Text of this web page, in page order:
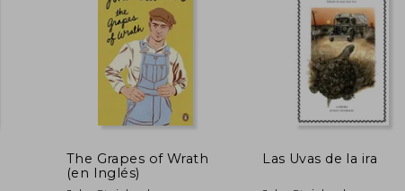
The Grapes of Wrath
(en Inglés)
Las Uvas de la ira